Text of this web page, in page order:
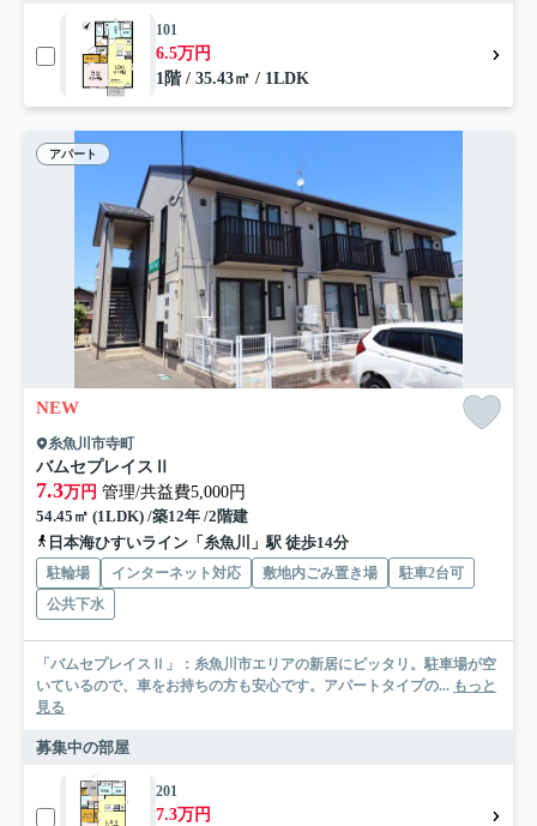
101
6.5万円
1階 / 35.43㎡ / 1LDK
アパート
NEW
糸魚川市寺町
バムセプレイスⅡ
7.3万円 管理/共益費5,000円
54.45㎡ (1LDK) /築12年 /2階建
日本海ひすいライン「糸魚川」駅 徒歩14分
駐輪場 インターネット対応 敷地内ごみ置き場
駐車2台可
公共下水
「バムセプレイスⅡ」：糸魚川市エリアの新居にピッタリ。駐車場が空
いているので、車をお持ちの方も安心です。アパートタイプの... もっと
見る
募集中の部屋
201
7.3万円